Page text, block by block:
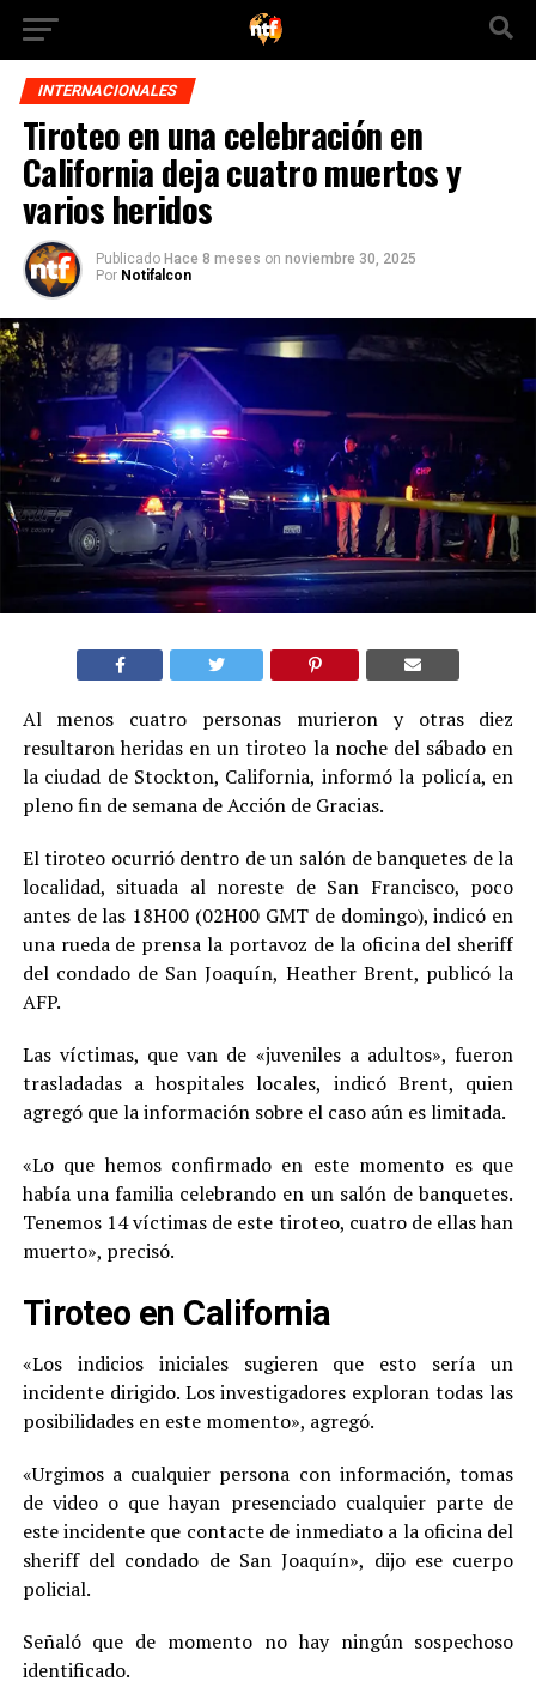
INTERNACIONALES
Tiroteo en una celebración en
California deja cuatro muertos y
varios heridos
Publicado Hace 8 meses on noviembre 30, 2025
Por Notifalcon
Al menos cuatro personas murieron y otras diez
resultaron heridas en un tiroteo la noche del sábado en
la ciudad de Stockton, California, informó la policía, en
pleno fin de semana de Acción de Gracias.
El tiroteo ocurrió dentro de un salón de banquetes de la
localidad, situada al noreste de San Francisco, poco
antes de las 18H00 (02H00 GMT de domingo), indicó en
una rueda de prensa la portavoz de la oficina del sheriff
del condado de San Joaquín, Heather Brent, publicó la
AFP.
Las víctimas, que van de «juveniles a adultos», fueron
trasladadas a hospitales locales, indicó Brent, quien
agregó que la información sobre el caso aún es limitada.
«Lo que hemos confirmado en este momento es que
había una familia celebrando en un salón de banquetes.
Tenemos 14 víctimas de este tiroteo, cuatro de ellas han
muerto», precisó.
Tiroteo en California
«Los indicios iniciales sugieren que esto sería un
incidente dirigido. Los investigadores exploran todas las
posibilidades en este momento», agregó.
«Urgimos a cualquier persona con información, tomas
de video o que hayan presenciado cualquier parte de
este incidente que contacte de inmediato a la oficina del
sheriff del condado de San Joaquín», dijo ese cuerpo
policial.
Señaló que de momento no hay ningún sospechoso
identificado.